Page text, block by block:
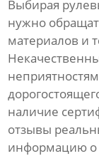
Выбирая
нужно
материалов и
наличие
отзывы
информацию о